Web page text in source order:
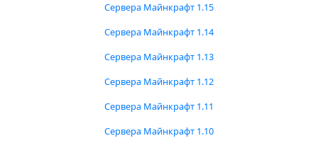
Сервера Майнкрафт 1.15
Сервера Майнкрафт 1.14
Сервера Майнкрафт 1.13
Сервера Майнкрафт 1.12
Сервера Майнкрафт 1.11
Сервера Майнкрафт 1.10